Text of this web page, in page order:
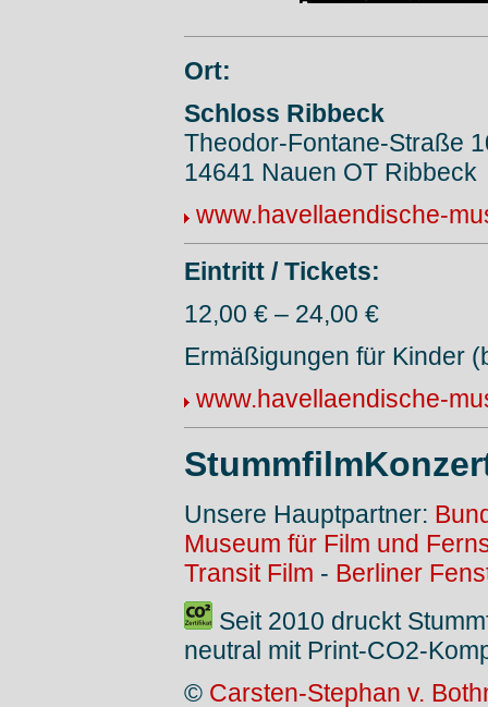
Ort:
Schloss Ribbeck
Theodor-Fontane-Straße
14641 Nauen OT Ribbeck
www.havellaendische-
Eintritt / Tickets:
12,00 € – 24,00 €
Ermäßigungen für Kinder
www.havellaendische-
Unsere Hauptpartner:
Museum für Film und
Transit Film - Berliner
Seit 2010 druckt
neutral mit Print-CO2-
© Carsten-Stephan v.